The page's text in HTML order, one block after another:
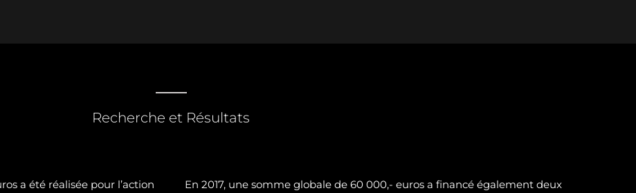
Recherche et Résultats
a été réalisée pour l’action
En 2017, une somme globale de 60 000,- euros a financé également deux